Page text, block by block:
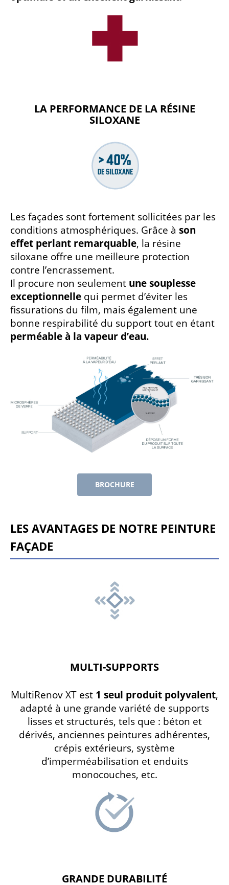
LA PERFORMANCE DE LA RÉSINE
SILOXANE
Les façades sont fortement sollicitées par les
conditions atmosphériques. Grâce à son
effet perlant remarquable, la résine
siloxane offre une meilleure protection
contre l’encrassement.
Il procure non seulement une souplesse
exceptionnelle qui permet d’éviter les
fissurations du film, mais également une
bonne respirabilité du support tout en étant
perméable à la vapeur d’eau.
BROCHURE
LES AVANTAGES DE NOTRE PEINTURE
FAÇADE
MULTI-SUPPORTS
MultiRenov XT est 1 seul produit polyvalent,
adapté à une grande variété de supports
lisses et structurés, tels que : béton et
dérivés, anciennes peintures adhérentes,
crépis extérieurs, système
d’imperméabilisation et enduits
monocouches, etc.
GRANDE DURABILITÉ